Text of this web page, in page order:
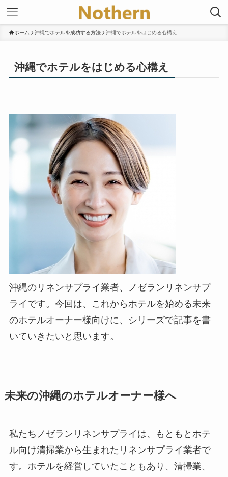
ホーム 沖縄でホテルを成功する方法 沖縄でホテルをはじめる心構え
沖縄でホテルをはじめる心構え
沖縄のリネンサプライ業者、ノゼランリネンサプ
ライです。今回は、これからホテルを始める未来
のホテルオーナー様向けに、シリーズで記事を書
いていきたいと思います。
未来の沖縄のホテルオーナー様へ
私たちノゼランリネンサプライは、もともとホテ
ル向け清掃業から生まれたリネンサプライ業者で
す。ホテルを経営していたこともあり、清掃業、